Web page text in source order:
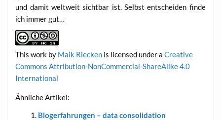
und damit welt­weit sicht­bar ist. Selbst ent­schei­den fin­de
ich immer gut…
This work by Maik Riecken is licen­sed under aCrea­ti­ve
Com­mons Attri­bu­ti­on-Non­Com­mer­cial-ShareA­li­ke 4.0
International
Ähn­li­che Artikel:
Blog­er­fah­run­gen – data consolidation